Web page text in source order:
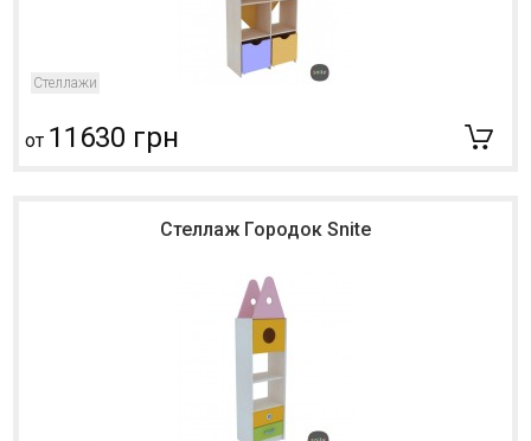
Стеллажи
от 11630 грн
Стеллаж Городок Snite